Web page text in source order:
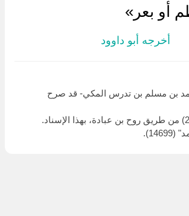
أو بعر»
أخرجه أبو داوود
بن مسلم بن تدرس المكي- قد صرح